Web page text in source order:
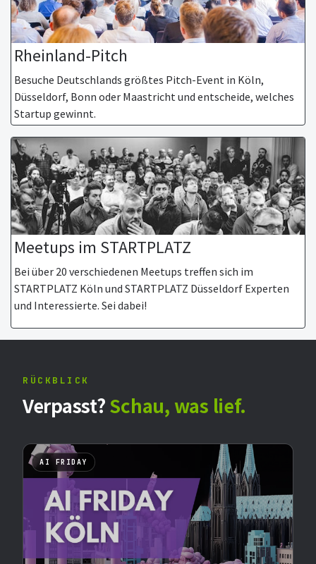
Rheinland-Pitch
Besuche Deutschlands größtes Pitch-Event in Köln,
Düsseldorf, Bonn oder Maastricht und entscheide, welches
Startup gewinnt.
Meetups im STARTPLATZ
Bei über 20 verschiedenen Meetups treffen sich im
STARTPLATZ Köln und STARTPLATZ Düsseldorf Experten
und Interessierte. Sei dabei!
RÜCKBLICK
Verpasst?Schau, was lief.
AI FRIDAY